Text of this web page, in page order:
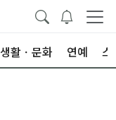
생활ㆍ문화 연예 스